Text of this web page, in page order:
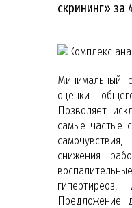
скрининг» за
Минимальный
оценки
Позволяет
самые частые
снижения
Предложение